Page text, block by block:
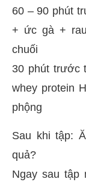
60 – 90 phút
+ ức gà +
chuối
30 phút trước
whey protein
phộng
Sau khi tập:
quả?
Ngay sau tập